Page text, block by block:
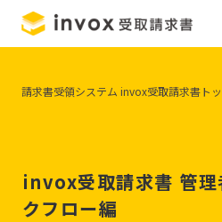
invox受取請求書 管理
クフロー編
請求書受領システム invox受取請求書ト